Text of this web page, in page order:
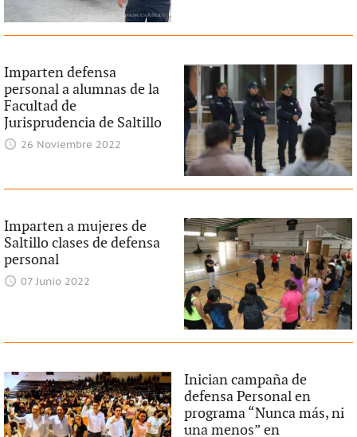
Imparten defensa
personal a alumnas de la
Facultad de
Jurisprudencia de Saltillo
26 Noviembre 2022
Imparten a mujeres de
Saltillo clases de defensa
personal
07 Junio 2022
Inician campaña de
defensa Personal en
programa “Nunca más, ni
una menos” en